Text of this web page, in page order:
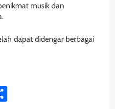
musik dan
dapat didengar berbagai